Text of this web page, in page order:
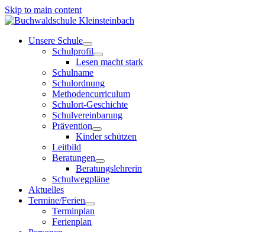
Skip to main content
Unsere Schule
Schulprofil
Lesen macht stark
Schulname
Schulordnung
Methodencurriculum
Schulort-Geschichte
Schulvereinbarung
Prävention
Kinder schützen
Leitbild
Beratungen
Beratungslehrerin
Schulwegpläne
Aktuelles
Termine/Ferien
Terminplan
Ferienplan